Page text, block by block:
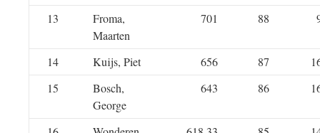
13
Froma,
Maarten
701 88
14 Kuijs, Piet 656 87
15
Bosch,
George
643 86